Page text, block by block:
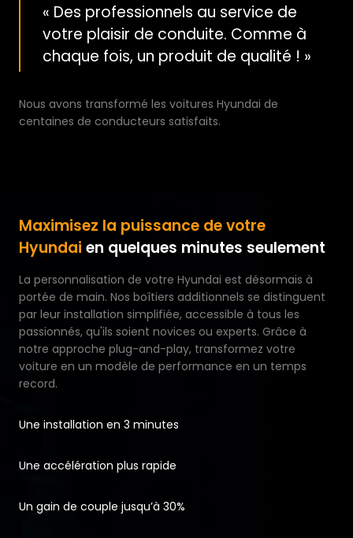
« Des professionnels au service de
votre plaisir de conduite. Comme à
chaque fois, un produit de qualité ! »
Nous avons transformé les voitures Hyundai de
centaines de conducteurs satisfaits.
Maximisez la puissance de votre
Hyundai en quelques minutes seulement
La personnalisation de votre Hyundai est désormais à
portée de main. Nos boîtiers additionnels se distinguent
par leur installation simplifiée, accessible à tous les
passionnés, qu'ils soient novices ou experts. Grâce à
notre approche plug-and-play, transformez votre
voiture en un modèle de performance en un temps
record.
Une installation en 3 minutes
Une accélération plus rapide
Un gain de couple jusqu’à 30%